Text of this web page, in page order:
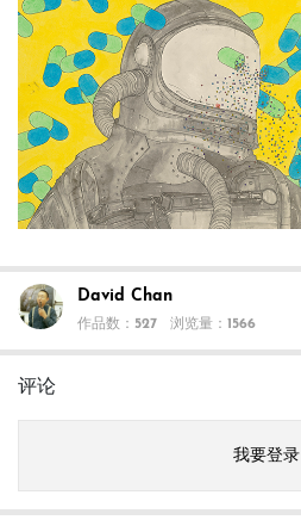
David Chan
作品数：527 浏览量：1566
评论
我要登录